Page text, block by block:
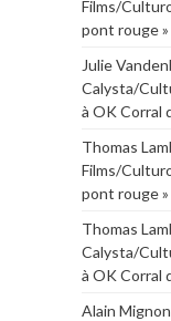
Films/
pont rouge
Julie
Calysta/
à OK Corral
Thomas
Films/
pont rouge
Thomas
Calysta/
à OK Corral
Alain Mignon